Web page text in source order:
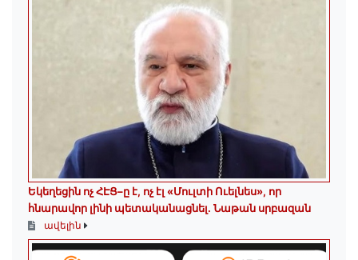
Եկեղեցին ոչ ՀԷՑ–ը է, ոչ էլ «Մուլտի Ուելնես», որ
հնարավոր լինի պետականացնել. Նաթան սրբազան
ավելին